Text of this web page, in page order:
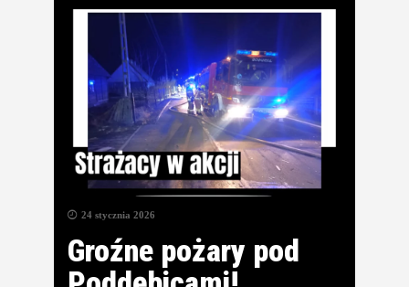
24 stycznia 2026
Groźne pożary pod